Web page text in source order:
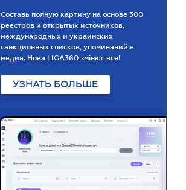
Составь полную картину на основе 300
реестров и открытых источников,
международных и украинских
санкционных списков, упоминаний в
медиа. Нова LIGA360 змінює все!
УЗНАТЬ БОЛЬШЕ